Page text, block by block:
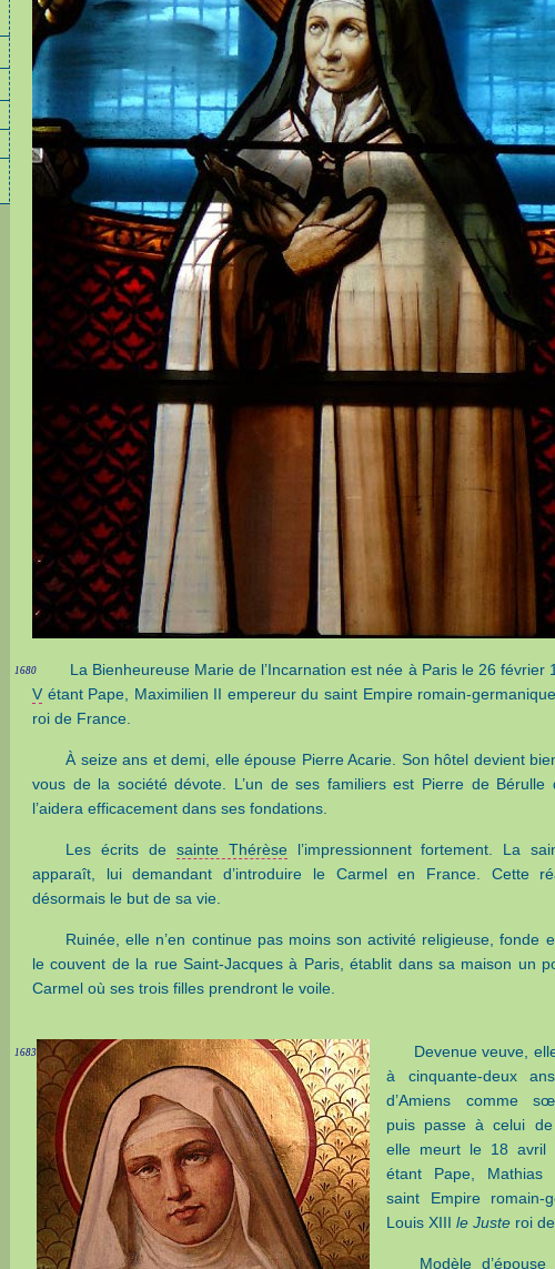
1680 La Bienheureuse Marie de l’Incarnation est née à Paris le 26 février
V étant Pape, Maximilien II empereur du saint Empire romain-
roi de France.
À seize ans et demi, elle épouse Pierre Acarie. Son hôtel devient
vous de la société dévote. L’un de ses familiers est Pierre de Bérulle
l’aidera efficacement dans ses fondations.
Les écrits de sainte Thérèse l’impressionnent fortement. La
apparaît, lui demandant d’introduire le Carmel en France. Cette
désormais le but de sa vie.
Ruinée, elle n’en continue pas moins son activité religieuse, fonde
le couvent de la rue Saint-Jacques à Paris, établit dans sa maison un
Carmel où ses trois filles prendront le voile.
1683
Devenue veuve,
à cinquante-deux
d’Amiens comme
puis passe à celui
elle meurt le 18 avril
étant Pape, Mathias
saint Empire romain-
Louis XIII le Juste roi
Modèle